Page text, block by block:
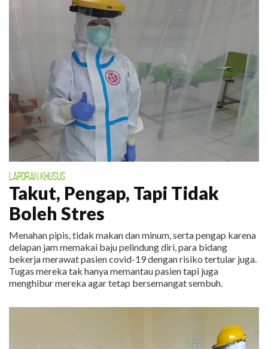
LAPORAN KHUSUS
Takut, Pengap, Tapi Tidak
Boleh Stres
Menahan pipis, tidak makan dan minum, serta pengap karena
delapan jam memakai baju pelindung diri, para bidang
bekerja merawat pasien covid-19 dengan risiko tertular juga.
Tugas mereka tak hanya memantau pasien tapi juga
menghibur mereka agar tetap bersemangat sembuh.